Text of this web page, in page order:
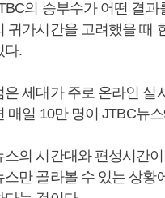
의 승부수가 어떤 결과
귀가시간을 고려했을 때
다.
은 세대가 주로 온라인 실
매일 10만 명이 JTBC뉴
스의 시간대와 편성시간
스만 골라볼 수 있는 상황